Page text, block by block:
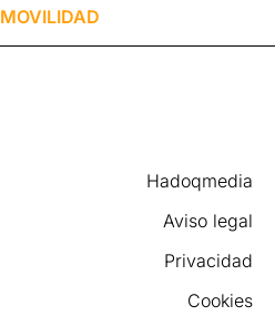
MOVILIDAD
Hadoqmedia
Aviso legal
Privacidad
Cookies